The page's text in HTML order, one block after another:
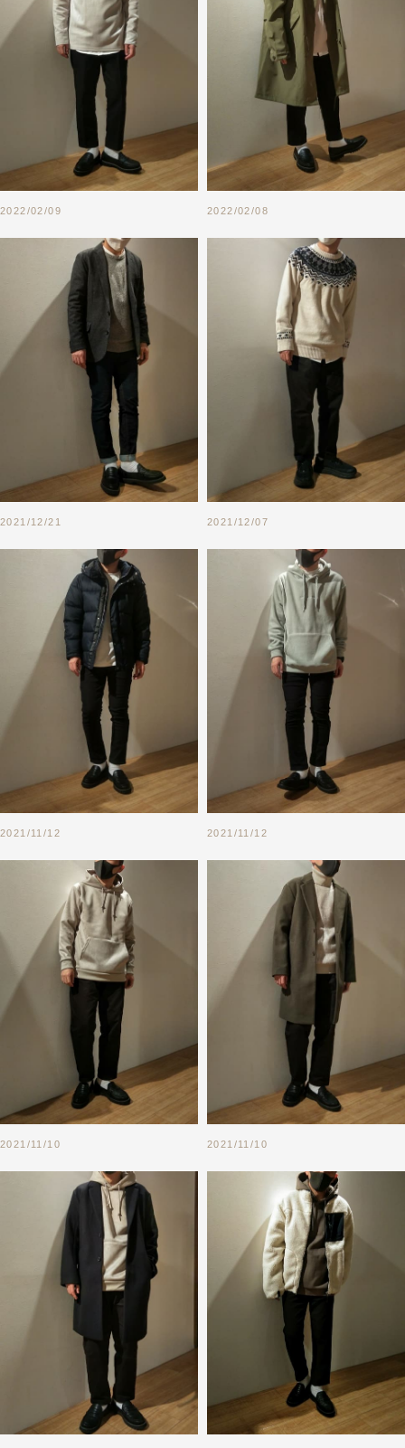
2022/02/09 2022/02/08
2021/12/21 2021/12/07
2021/11/12 2021/11/12
2021/11/10 2021/11/10